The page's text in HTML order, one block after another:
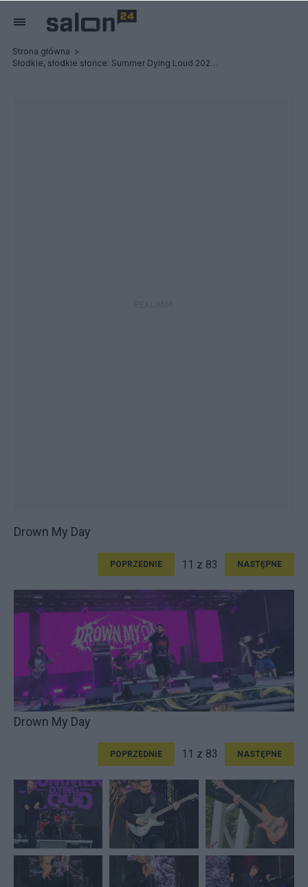
Strona główna
Słodkie, słodkie słońce: Summer Dying Loud 2023 - Relacja
Drown My Day
POPRZEDNIE 11 z 83 NASTĘPNE
Drown My Day
POPRZEDNIE 11 z 83 NASTĘPNE